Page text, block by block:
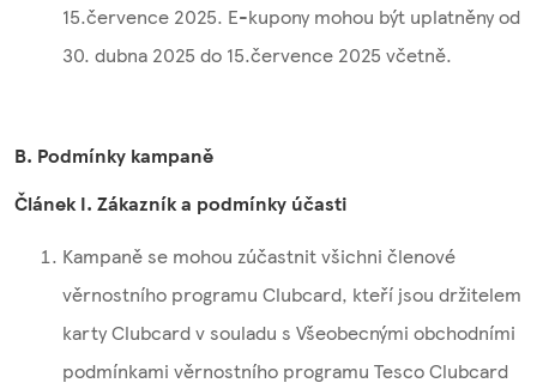
15.července 2025. E-kupony mohou být uplatněny od
30. dubna 2025 do 15.července 2025 včetně.
B. Podmínky kampaně
Článek I. Zákazník a podmínky účasti
Kampaně se mohou zúčastnit všichni členové
věrnostního programu Clubcard, kteří jsou držitelem
karty Clubcard v souladu s Všeobecnými obchodními
podmínkami věrnostního programu Tesco Clubcard